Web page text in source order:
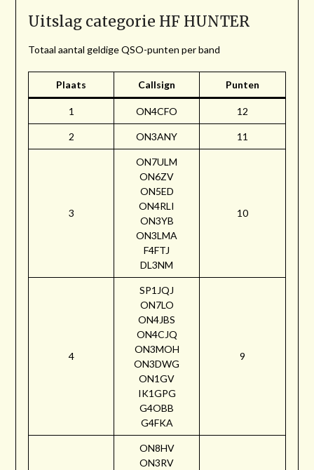
Uitslag categorie HF HUNTER
Totaal aantal geldige QSO-punten per band
Plaats Callsign Punten
1 ON4CFO 12
2 ON3ANY 11
3
ON7ULM
ON6ZV
ON5ED
ON4RLI
ON3YB
ON3LMA
F4FTJ
DL3NM
10
4
SP1JQJ
ON7LO
ON4JBS
ON4CJQ
ON3MOH
ON3DWG
ON1GV
IK1GPG
G4OBB
G4FKA
9
ON8HV
ON3RV